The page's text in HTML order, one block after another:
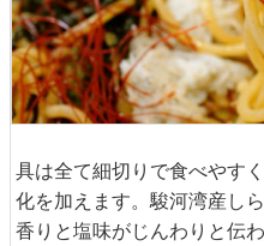
具は全て細切りで食べやす
化を加えます。駿河湾産し
香りと塩味がじんわりと伝